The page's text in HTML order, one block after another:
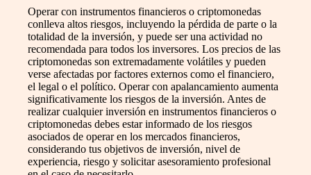
Operar con instrumentos financieros o criptomonedas
conlleva altos riesgos, incluyendo la pérdida de parte o la
totalidad de la inversión, y puede ser una actividad no
recomendada para todos los inversores. Los precios de las
criptomonedas son extremadamente volátiles y pueden
verse afectadas por factores externos como el financiero,
el legal o el político. Operar con apalancamiento aumenta
significativamente los riesgos de la inversión. Antes de
realizar cualquier inversión en instrumentos financieros o
criptomonedas debes estar informado de los riesgos
asociados de operar en los mercados financieros,
considerando tus objetivos de inversión, nivel de
experiencia, riesgo y solicitar asesoramiento profesional